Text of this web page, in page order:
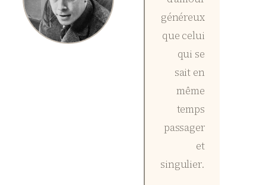
généreux
que celui
qui se
sait en
même
temps
passager
et
singulier.